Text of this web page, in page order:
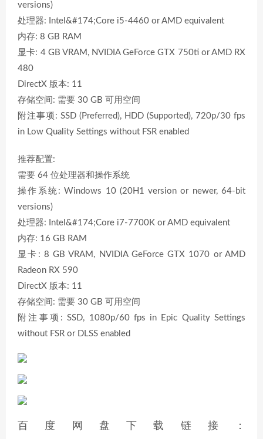
versions)
处理器: Intel&#174;Core i5-4460 or AMD equivalent
内存: 8 GB RAM
显卡: 4 GB VRAM, NVIDIA GeForce GTX 750ti or AMD RX
480
DirectX 版本: 11
存储空间: 需要 30 GB 可用空间
附注事项: SSD (Preferred), HDD (Supported), 720p/30 fps
in Low Quality Settings without FSR enabled
推荐配置:
需要 64 位处理器和操作系统
操作系统: Windows 10 (20H1 version or newer, 64-bit
versions)
处理器: Intel&#174;Core i7-7700K or AMD equivalent
内存: 16 GB RAM
显卡: 8 GB VRAM, NVIDIA GeForce GTX 1070 or AMD
Radeon RX 590
DirectX 版本: 11
存储空间: 需要 30 GB 可用空间
附注事项: SSD, 1080p/60 fps in Epic Quality Settings
without FSR or DLSS enabled
百度网盘下载链接：